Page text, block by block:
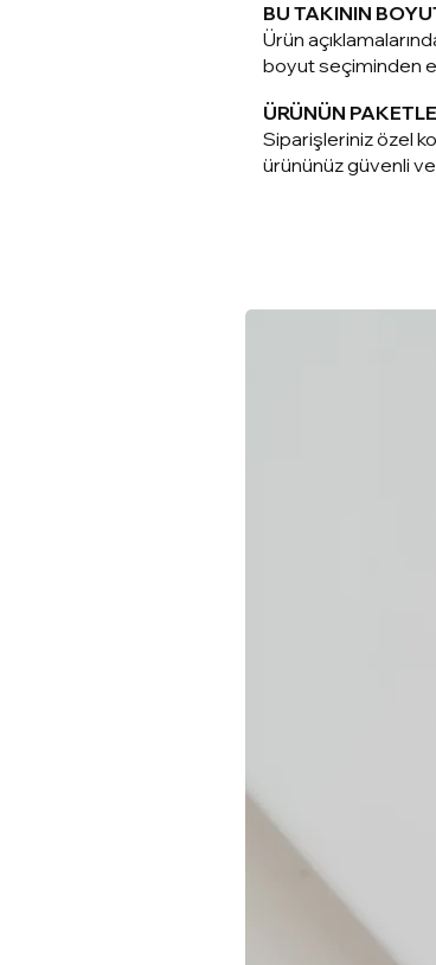
BU TAKININ
Ürün
boyut seçiminden
ÜRÜNÜN
Siparişleriniz özel
ürününüz güvenli